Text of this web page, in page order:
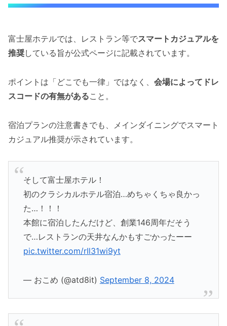
富士屋ホテルでは、レストラン等でスマートカジュアルを
推奨している旨が公式ページに記載されています。
ポイントは「どこでも一律」ではなく、 会場によってドレ
スコードの有無があること。
宿泊プランの注意書きでも、メインダイニングでスマート
カジュアル推奨が示されています。
そして富士屋ホテル！
初のクラシカルホテル宿泊…めちゃくちゃ良かっ
た…！！！
本館に宿泊したんだけど、創業146周年だそう
で…レストランの天井なんかもすごかったーー
pic.twitter.com/rIl31wi9yt
— おこめ (@atd8it) September 8, 2024